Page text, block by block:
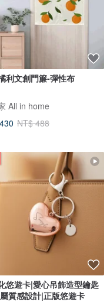
利文創門簾-彈性布
All in home
NT$ 488
悠遊卡|愛心吊飾造型鑰匙
質感設計|正版悠遊卡